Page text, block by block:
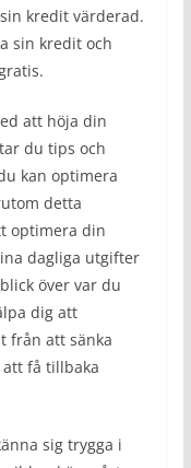
kredit värderad.
sin kredit och
att höja din
du tips och
kan optimera
detta
optimera din
dagliga utgifter
över var du
dig att
från att sänka
få tillbaka
sig trygga i